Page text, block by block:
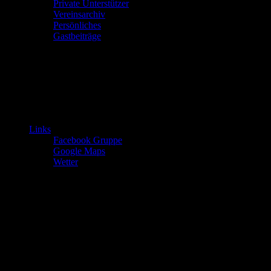
Private Unterstützer
Vereinsarchiv
Persönliches
Gastbeiträge
Links
Facebook Gruppe
Google Maps
Wetter